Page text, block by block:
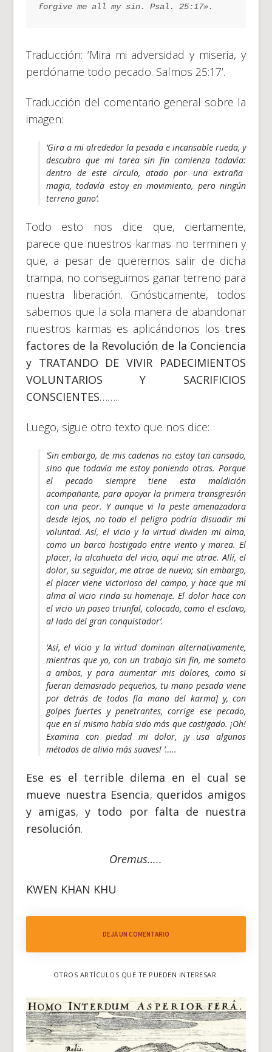
forgive me all my sin. Psal. 25:17».
Traducción: ‘Mira mi adversidad y miseria, y
perdóname todo pecado. Salmos 25:17’.
Traducción del comentario general sobre la
imagen:
‘Gira a mi alrededor la pesada e incansable rueda, y
descubro que mi tarea sin fin comienza todavía:
dentro de este círculo, atado por una extraña
magia, todavía estoy en movimiento, pero ningún
terreno gano’.
Todo esto nos dice que, ciertamente,
parece que nuestros karmas no terminen y
que, a pesar de querernos salir de dicha
trampa, no conseguimos ganar terreno para
nuestra liberación. Gnósticamente, todos
sabemos que la sola manera de abandonar
nuestros karmas es aplicándonos los tres
factores de la Revolución de la Conciencia
y TRATANDO DE VIVIR PADECIMIENTOS
VOLUNTARIOS Y SACRIFICIOS
CONSCIENTES……..
Luego, sigue otro texto que nos dice:
‘Sin embargo, de mis cadenas no estoy tan cansado,
sino que todavía me estoy poniendo otras. Porque
el pecado siempre tiene esta maldición
acompañante, para apoyar la primera transgresión
con una peor. Y aunque vi la peste amenazadora
desde lejos, no todo el peligro podría disuadir mi
voluntad. Así, el vicio y la virtud dividen mi alma,
como un barco hostigado entre viento y marea. El
placer, la alcahueta del vicio, aquí me atrae. Allí, el
dolor, su seguidor, me atrae de nuevo; sin embargo,
el placer viene victorioso del campo, y hace que mi
alma al vicio rinda su homenaje. El dolor hace con
el vicio un paseo triunfal, colocado, como el esclavo,
al lado del gran conquistador’.
‘Así, el vicio y la virtud dominan alternativamente,
mientras que yo, con un trabajo sin fin, me someto
a ambos, y para aumentar mis dolores, como si
fueran demasiado pequeños, tu mano pesada viene
por detrás de todos [la mano del karma] y, con
golpes fuertes y penetrantes, corrige ese pecado,
que en sí mismo había sido más que castigado. ¡Oh!
Examina con piedad mi dolor, ¡y usa algunos
métodos de alivio más suaves! ’…..
Ese es el terrible dilema en el cual se
mueve nuestra Esencia, queridos amigos
y amigas, y todo por falta de nuestra
resolución.
Oremus…..
KWEN KHAN KHU
DEJA UN COMENTARIO
OTROS ARTÍCULOS QUE TE PUEDEN INTERESAR: